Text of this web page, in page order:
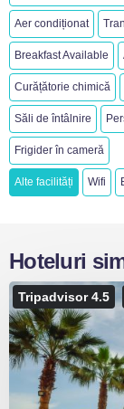
Aer condiționat
Breakfast Available
Curățătorie chimică
Săli de întâlnire
Frigider în cameră
Alte facilități Wifi
Hoteluri
Tripadvisor 4.5